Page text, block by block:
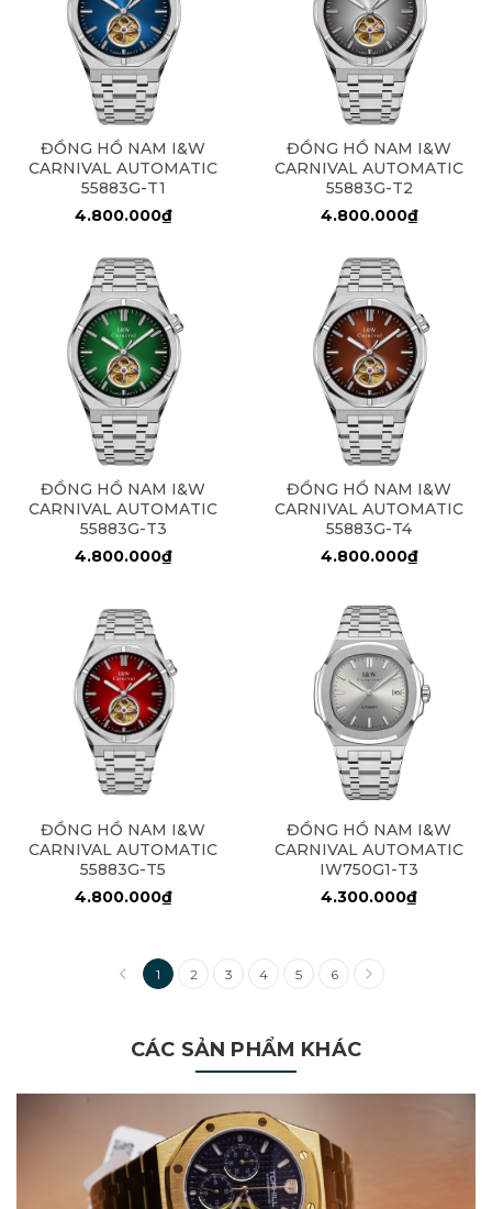
ĐỒNG HỒ NAM I&W
CARNIVAL AUTOMATIC
55883G-T1
4.800.000₫
ĐỒNG HỒ NAM I&W
CARNIVAL AUTOMATIC
55883G-T2
4.800.000₫
ĐỒNG HỒ NAM I&W
CARNIVAL AUTOMATIC
55883G-T3
4.800.000₫
ĐỒNG HỒ NAM I&W
CARNIVAL AUTOMATIC
55883G-T4
4.800.000₫
ĐỒNG HỒ NAM I&W
CARNIVAL AUTOMATIC
55883G-T5
4.800.000₫
ĐỒNG HỒ NAM I&W
CARNIVAL AUTOMATIC
IW750G1-T3
4.300.000₫
1 2 3 4 5 6
CÁC SẢN PHẨM KHÁC